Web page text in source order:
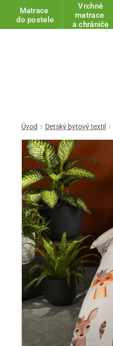
Matrace
do postele
Vrchné
matrace
a chrániče
Úvod Detský bytový textil